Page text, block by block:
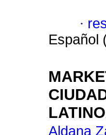
·
Español
Aldana